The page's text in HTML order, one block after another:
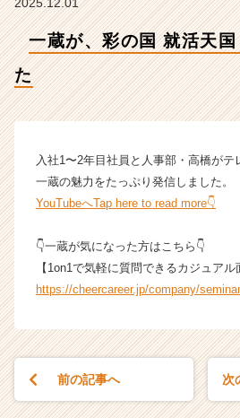
ン
チ
業
か
ら
カ
ト
が
く
就
イ
一蔵が、彩の国 就活天
た
入社1〜2年目社員と人事部・高橋がテ
一蔵の魅力をたっぷり発信しました。
YouTubeへTap here to read more👇
👇一蔵が気になった方はこちら👇
【1on1で気軽に質問できるカジュアル
https://cheercareer.jp/company/
前の記事へ 次